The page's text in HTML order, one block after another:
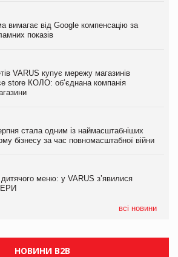
вимагає від Google компенсацію за
показів
VARUS купує мережу магазинів
store КОЛО: об’єднана компанія
стала одним із наймасштабніших
бізнесу за час повномасштабної війни
меню: у VARUS з’явилися
всі новини
вимагає від Google компенсацію за
показів
VARUS купує мережу магазинів
store КОЛО: об’єднана компанія
стала одним із наймасштабніших
бізнесу за час повномасштабної війни
меню: у VARUS з’явилися
вимагає від Google компенсацію за
показів
$1 млрд на маркетинг за квартал
НОВИНИ B2B